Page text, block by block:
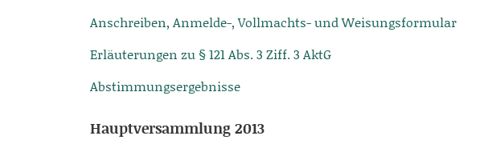
Anschreiben, Anmelde-, Vollmachts- und Weisungsformular
Erläuterungen zu § 121 Abs. 3 Ziff. 3 AktG
Abstimmungsergebnisse
Hauptversammlung 2013